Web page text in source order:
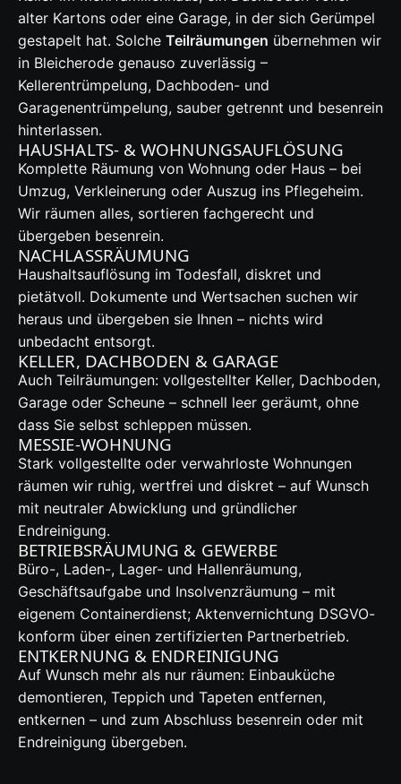
alter Kartons oder eine Garage, in der sich Gerümpel
gestapelt hat. Solche Teilräumungen übernehmen wir
in Bleicherode genauso zuverlässig –
Kellerentrümpelung, Dachboden- und
Garagenentrümpelung, sauber getrennt und besenrein
hinterlassen.
HAUSHALTS- & WOHNUNGSAUFLÖSUNG
Komplette Räumung von Wohnung oder Haus – bei
Umzug, Verkleinerung oder Auszug ins Pflegeheim.
Wir räumen alles, sortieren fachgerecht und
übergeben besenrein.
NACHLASSRÄUMUNG
Haushaltsauflösung im Todesfall, diskret und
pietätvoll. Dokumente und Wertsachen suchen wir
heraus und übergeben sie Ihnen – nichts wird
unbedacht entsorgt.
KELLER, DACHBODEN & GARAGE
Auch Teilräumungen: vollgestellter Keller, Dachboden,
Garage oder Scheune – schnell leer geräumt, ohne
dass Sie selbst schleppen müssen.
MESSIE-WOHNUNG
Stark vollgestellte oder verwahrloste Wohnungen
räumen wir ruhig, wertfrei und diskret – auf Wunsch
mit neutraler Abwicklung und gründlicher
Endreinigung.
BETRIEBSRÄUMUNG & GEWERBE
Büro-, Laden-, Lager- und Hallenräumung,
Geschäftsaufgabe und Insolvenzräumung – mit
eigenem Containerdienst; Aktenvernichtung DSGVO-
konform über einen zertifizierten Partnerbetrieb.
ENTKERNUNG & ENDREINIGUNG
Auf Wunsch mehr als nur räumen: Einbauküche
demontieren, Teppich und Tapeten entfernen,
entkernen – und zum Abschluss besenrein oder mit
Endreinigung übergeben.